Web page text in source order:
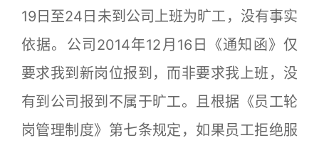
19日至24日未到公司上班为旷工，没有事实
依据。公司2014年12月16日《通知函》仅
要求我到新岗位报到，而非要求我上班，没
有到公司报到不属于旷工。且根据《员工轮
岗管理制度》第七条规定，如果员工拒绝服